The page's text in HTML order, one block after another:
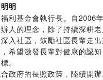
明
利基金會執行長。自2006
人的理念，除了持續深耕老
入社區，鼓勵社區長輩走
希望激發長輩對健康的認
。
政府的長照政策，陸續開